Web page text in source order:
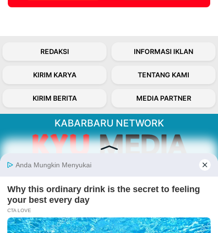
REDAKSI INFORMASI IKLAN
KIRIM KARYA TENTANG KAMI
KIRIM BERITA MEDIA PARTNER
KABARBARU NETWORK
Kabarbaru.co menyajikan berita aktual dan
inspiratif dari sudut pandang berbaik sangka